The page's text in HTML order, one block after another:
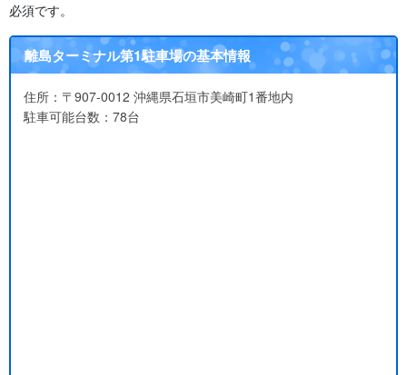
必須です。
離島ターミナル第1駐車場の基本情報
住所：〒907-0012 沖縄県石垣市美崎町1番地内
駐車可能台数：78台